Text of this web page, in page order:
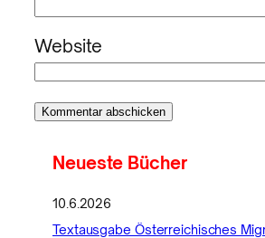
Website
Neueste Bücher
10.6.2026
Textausgabe Österreichisches